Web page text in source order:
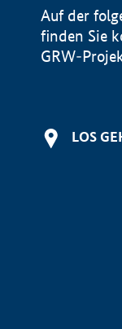
Auf der
finden Sie
GRW-
LOS